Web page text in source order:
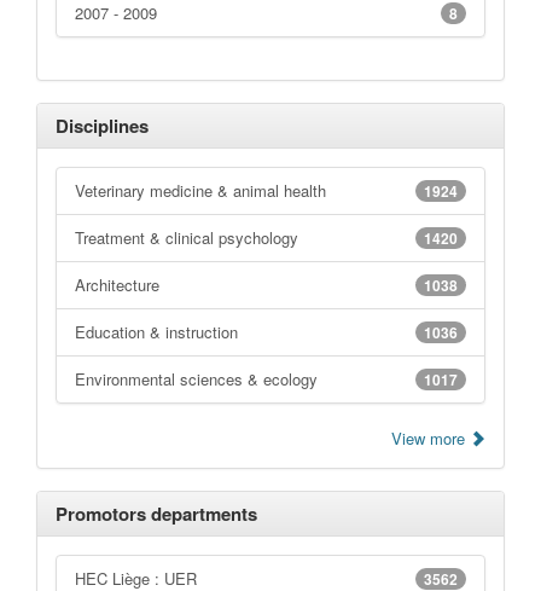
8
2007 - 2009
Disciplines
1924
Veterinary medicine & animal health
1420
Treatment & clinical psychology
1038
Architecture
1036
Education & instruction
1017
Environmental sciences & ecology
View more
Promotors departments
3562
HEC Liège : UER